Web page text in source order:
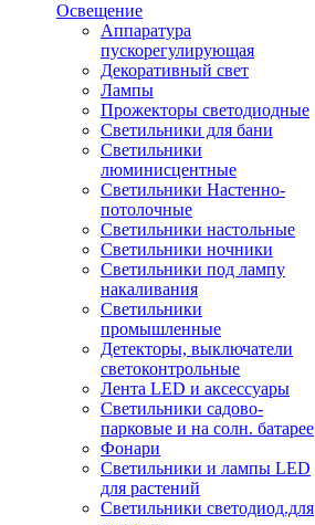
Освещение
Аппаратура
пускорегулирующая
Декоративный свет
Лампы
Прожекторы светодиодные
Светильники для бани
Светильники
люминисцентные
Светильники Настенно-
потолочные
Светильники настольные
Светильники ночники
Светильники под лампу
накаливания
Светильники
промышленные
Детекторы, выключатели
светоконтрольные
Лента LED и аксессуары
Светильники садово-
парковые и на солн. батарее
Фонари
Светильники и лампы LED
для растений
Светильники светодиод.для